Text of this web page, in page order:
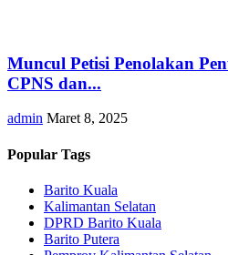
Muncul Petisi Penolakan
CPNS dan...
admin Maret 8, 2025
Popular Tags
Barito Kuala
Kalimantan Selatan
DPRD Barito Kuala
Barito Putera